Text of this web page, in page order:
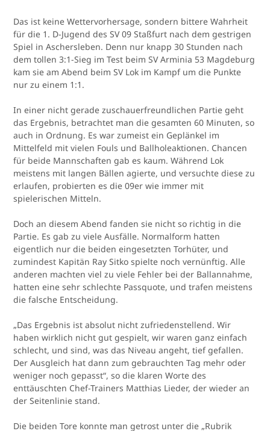
Das ist keine Wettervorhersage, sondern bittere Wahrheit
für die 1. D-Jugend des SV 09 Staßfurt nach dem gestrigen
Spiel in Aschersleben. Denn nur knapp 30 Stunden nach
dem tollen 3:1-Sieg im Test beim SV Arminia 53 Magdeburg
kam sie am Abend beim SV Lok im Kampf um die Punkte
nur zu einem 1:1.
In einer nicht gerade zuschauerfreundlichen Partie geht
das Ergebnis, betrachtet man die gesamten 60 Minuten, so
auch in Ordnung. Es war zumeist ein Geplänkel im
Mittelfeld mit vielen Fouls und Ballholeaktionen. Chancen
für beide Mannschaften gab es kaum. Während Lok
meistens mit langen Bällen agierte, und versuchte diese zu
erlaufen, probierten es die 09er wie immer mit
spielerischen Mitteln.
Doch an diesem Abend fanden sie nicht so richtig in die
Partie. Es gab zu viele Ausfälle. Normalform hatten
eigentlich nur die beiden eingesetzten Torhüter, und
zumindest Kapitän Ray Sitko spielte noch vernünftig. Alle
anderen machten viel zu viele Fehler bei der Ballannahme,
hatten eine sehr schlechte Passquote, und trafen meistens
die falsche Entscheidung.
„Das Ergebnis ist absolut nicht zufriedenstellend. Wir
haben wirklich nicht gut gespielt, wir waren ganz einfach
schlecht, und sind, was das Niveau angeht, tief gefallen.
Der Ausgleich hat dann zum gebrauchten Tag mehr oder
weniger noch gepasst“, so die klaren Worte des
enttäuschten Chef-Trainers Matthias Lieder, der wieder an
der Seitenlinie stand.
Die beiden Tore konnte man getrost unter die „Rubrik